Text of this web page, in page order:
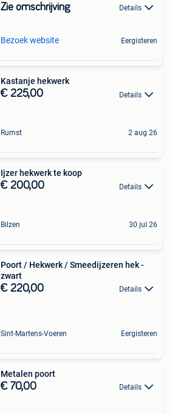
Zie omschrijving Details
Bezoek website Eergisteren
Kastanje hekwerk
€ 225,00 Details
Rumst 2 aug 26
Ijzer hekwerk te koop
€ 200,00 Details
Bilzen 30 jul 26
Poort / Hekwerk / Smeedijzeren hek -
zwart
€ 220,00 Details
Sint-Martens-Voeren Eergisteren
Metalen poort
€ 70,00 Details